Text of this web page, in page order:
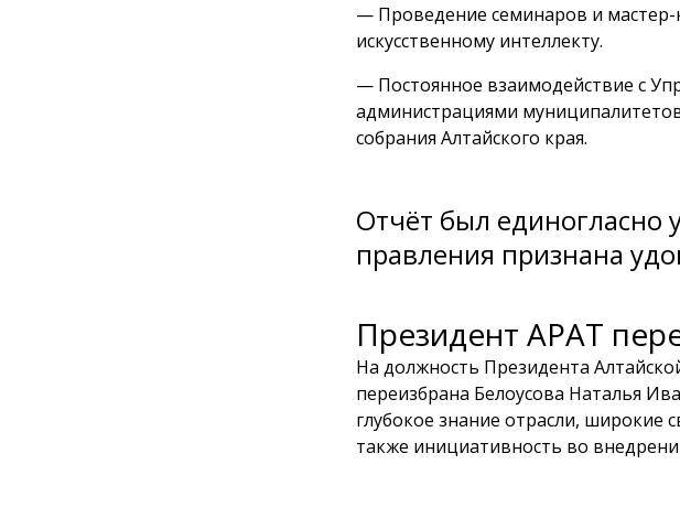
— Проведение семинаров и мастер-
искусственному интеллекту.
— Постоянное взаимодействие с
администрациями
собрания Алтайского края.
Отчёт был единогласно
правления признана
Президент АРАТ
На должность Президента
переизбрана Белоусова Наталья
глубокое знание отрасли, широкие
также инициативность во